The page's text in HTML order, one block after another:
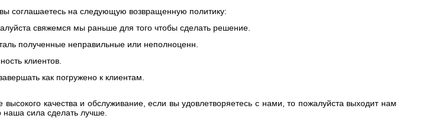
соглашаетесь на следующую возвращенную политику:
свяжемся мы раньше для того чтобы сделать решение.
полученные неправильные или неполноценн.
клиентов.
как погружено к клиентам.
качества и обслуживание, если вы удовлетворяетесь с нами, то пожалуйста выходит нам
наша сила сделать лучше.